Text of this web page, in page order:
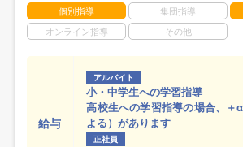
個別指導 集団指導
オンライン指導 その他
給与
アルバイト
小・中学生への学習指導
高校生への学習指導の場合、＋
よる）があります
正社員